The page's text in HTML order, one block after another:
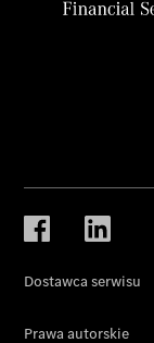
Dostawca serwisu
Prawa autorskie